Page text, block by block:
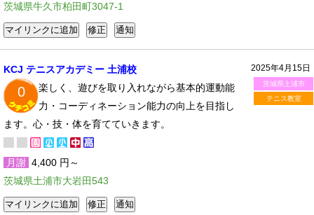
茨城県牛久市柏田町3047-1
2025年4月15日
茨城県土浦市
テニス教室
KCJ テニスアカデミー 土浦校
0
楽しく、遊びを取り入れながら基本的運動能
力・コーディネーション能力の向上を目指し
ます。心・技・体を育てていきます。
月謝 4,400 円～
茨城県土浦市大岩田543